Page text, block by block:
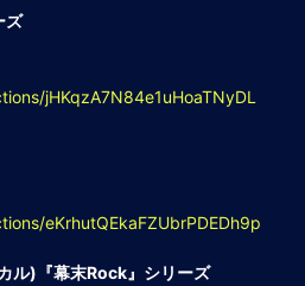
ズ
jHKqzA7N84e1uHoaTNyDL
eKrhutQEkaFZUbrPDEDh9p
ル)『幕末Rock』シリーズ